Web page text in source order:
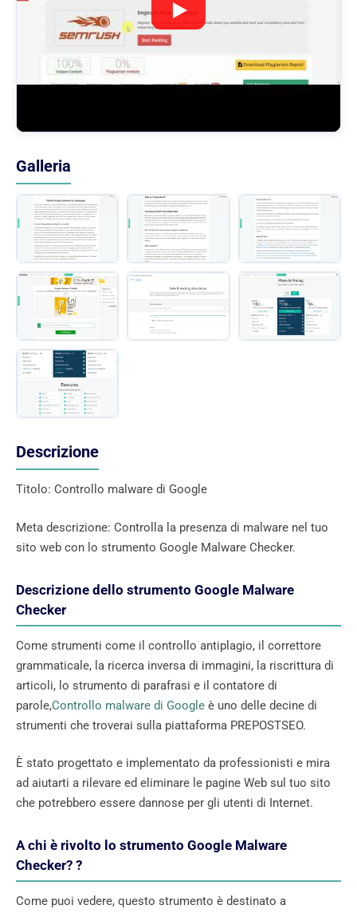
Galleria
Descrizione
Titolo: Controllo malware di Google
Meta descrizione: Controlla la presenza di malware nel tuo
sito web con lo strumento Google Malware Checker.
Descrizione dello strumento Google Malware
Checker
Come strumenti come il controllo antiplagio, il correttore
grammaticale, la ricerca inversa di immagini, la riscrittura di
articoli, lo strumento di parafrasi e il contatore di
parole,Controllo malware di Google è uno delle decine di
strumenti che troverai sulla piattaforma PREPOSTSEO.
È stato progettato e implementato da professionisti e mira
ad aiutarti a rilevare ed eliminare le pagine Web sul tuo sito
che potrebbero essere dannose per gli utenti di Internet.
A chi è rivolto lo strumento Google Malware
Checker? ?
Come puoi vedere, questo strumento è destinato a